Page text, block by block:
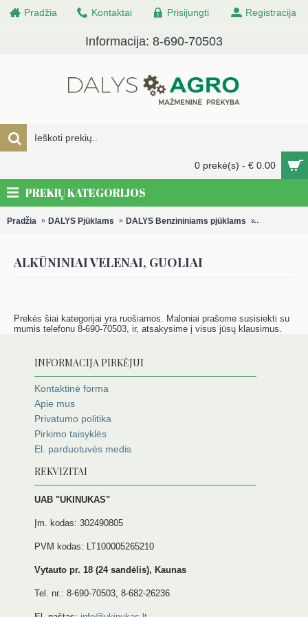
Pradžia Kontaktai Prisijungti Registracija
Informacija: 8-690-70503
0 prekė(s) - € 0.00
PREKIŲ KATEGORIJOS
Pradžia DALYS Pjūklams DALYS Benzininiams pjūklams Alkūniniai
ALKŪNINIAI VELENAI, GUOLIAI
Prekės šiai kategorijai yra ruošiamos. Maloniai prašome susisiekti su
mumis telefonu 8-690-70503, ir, atsakysime į visus jūsų klausimus.
INFORMACIJA PIRKĖJUI
Kontaktinė forma
Apie mus
Privatumo politika
Pirkimo taisyklės
El. parduotuvės medis
REKVIZITAI
UAB "UKINUKAS"
Įm. kodas: 302490805
PVM kodas: LT100005265210
Vytauto pr. 18 (24 sandėlis), Kaunas
Tel. nr.: 8-690-70503, 8-682-26236